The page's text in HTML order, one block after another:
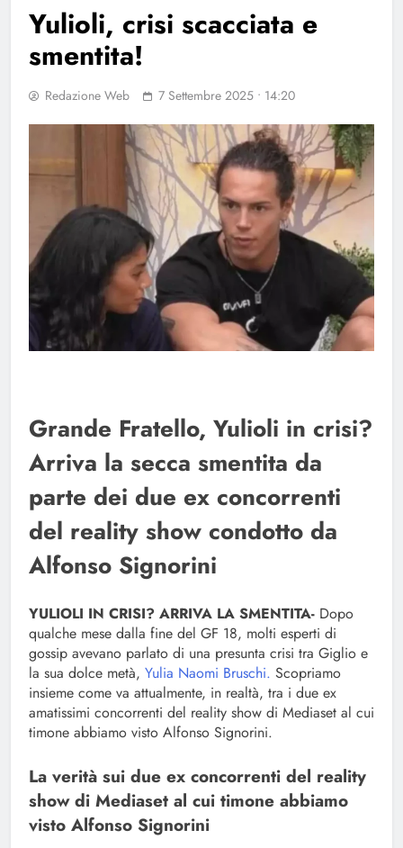
Yulioli, crisi scacciata e
smentita!
Redazione Web 7 Settembre 2025 • 14:20
Grande Fratello, Yulioli in crisi?
Arriva la secca smentita da
parte dei due ex concorrenti
del reality show condotto da
Alfonso Signorini
YULIOLI IN CRISI? ARRIVA LA SMENTITA- Dopo
qualche mese dalla fine del GF 18, molti esperti di
gossip avevano parlato di una presunta crisi tra Giglio e
la sua dolce metà, Yulia Naomi Bruschi. Scopriamo
insieme come va attualmente, in realtà, tra i due ex
amatissimi concorrenti del reality show di Mediaset al cui
timone abbiamo visto Alfonso Signorini.
La verità sui due ex concorrenti del reality
show di Mediaset al cui timone abbiamo
visto Alfonso Signorini